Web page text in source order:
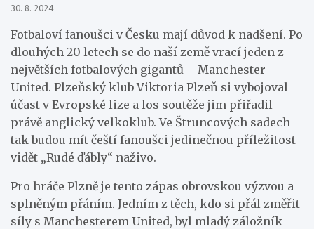
30. 8. 2024
Fotbaloví fanoušci v Česku mají důvod k nadšení. Po
dlouhých 20 letech se do naší země vrací jeden z
největších fotbalových gigantů – Manchester
United. Plzeňský klub Viktoria Plzeň si vybojoval
účast v Evropské lize a los soutěže jim přiřadil
právě anglický velkoklub. Ve Štruncových sadech
tak budou mít čeští fanoušci jedinečnou příležitost
vidět „Rudé ďábly“ naživo.
Pro hráče Plzně je tento zápas obrovskou výzvou a
splněným přáním. Jedním z těch, kdo si přál změřit
síly s Manchesterem United, byl mladý záložník